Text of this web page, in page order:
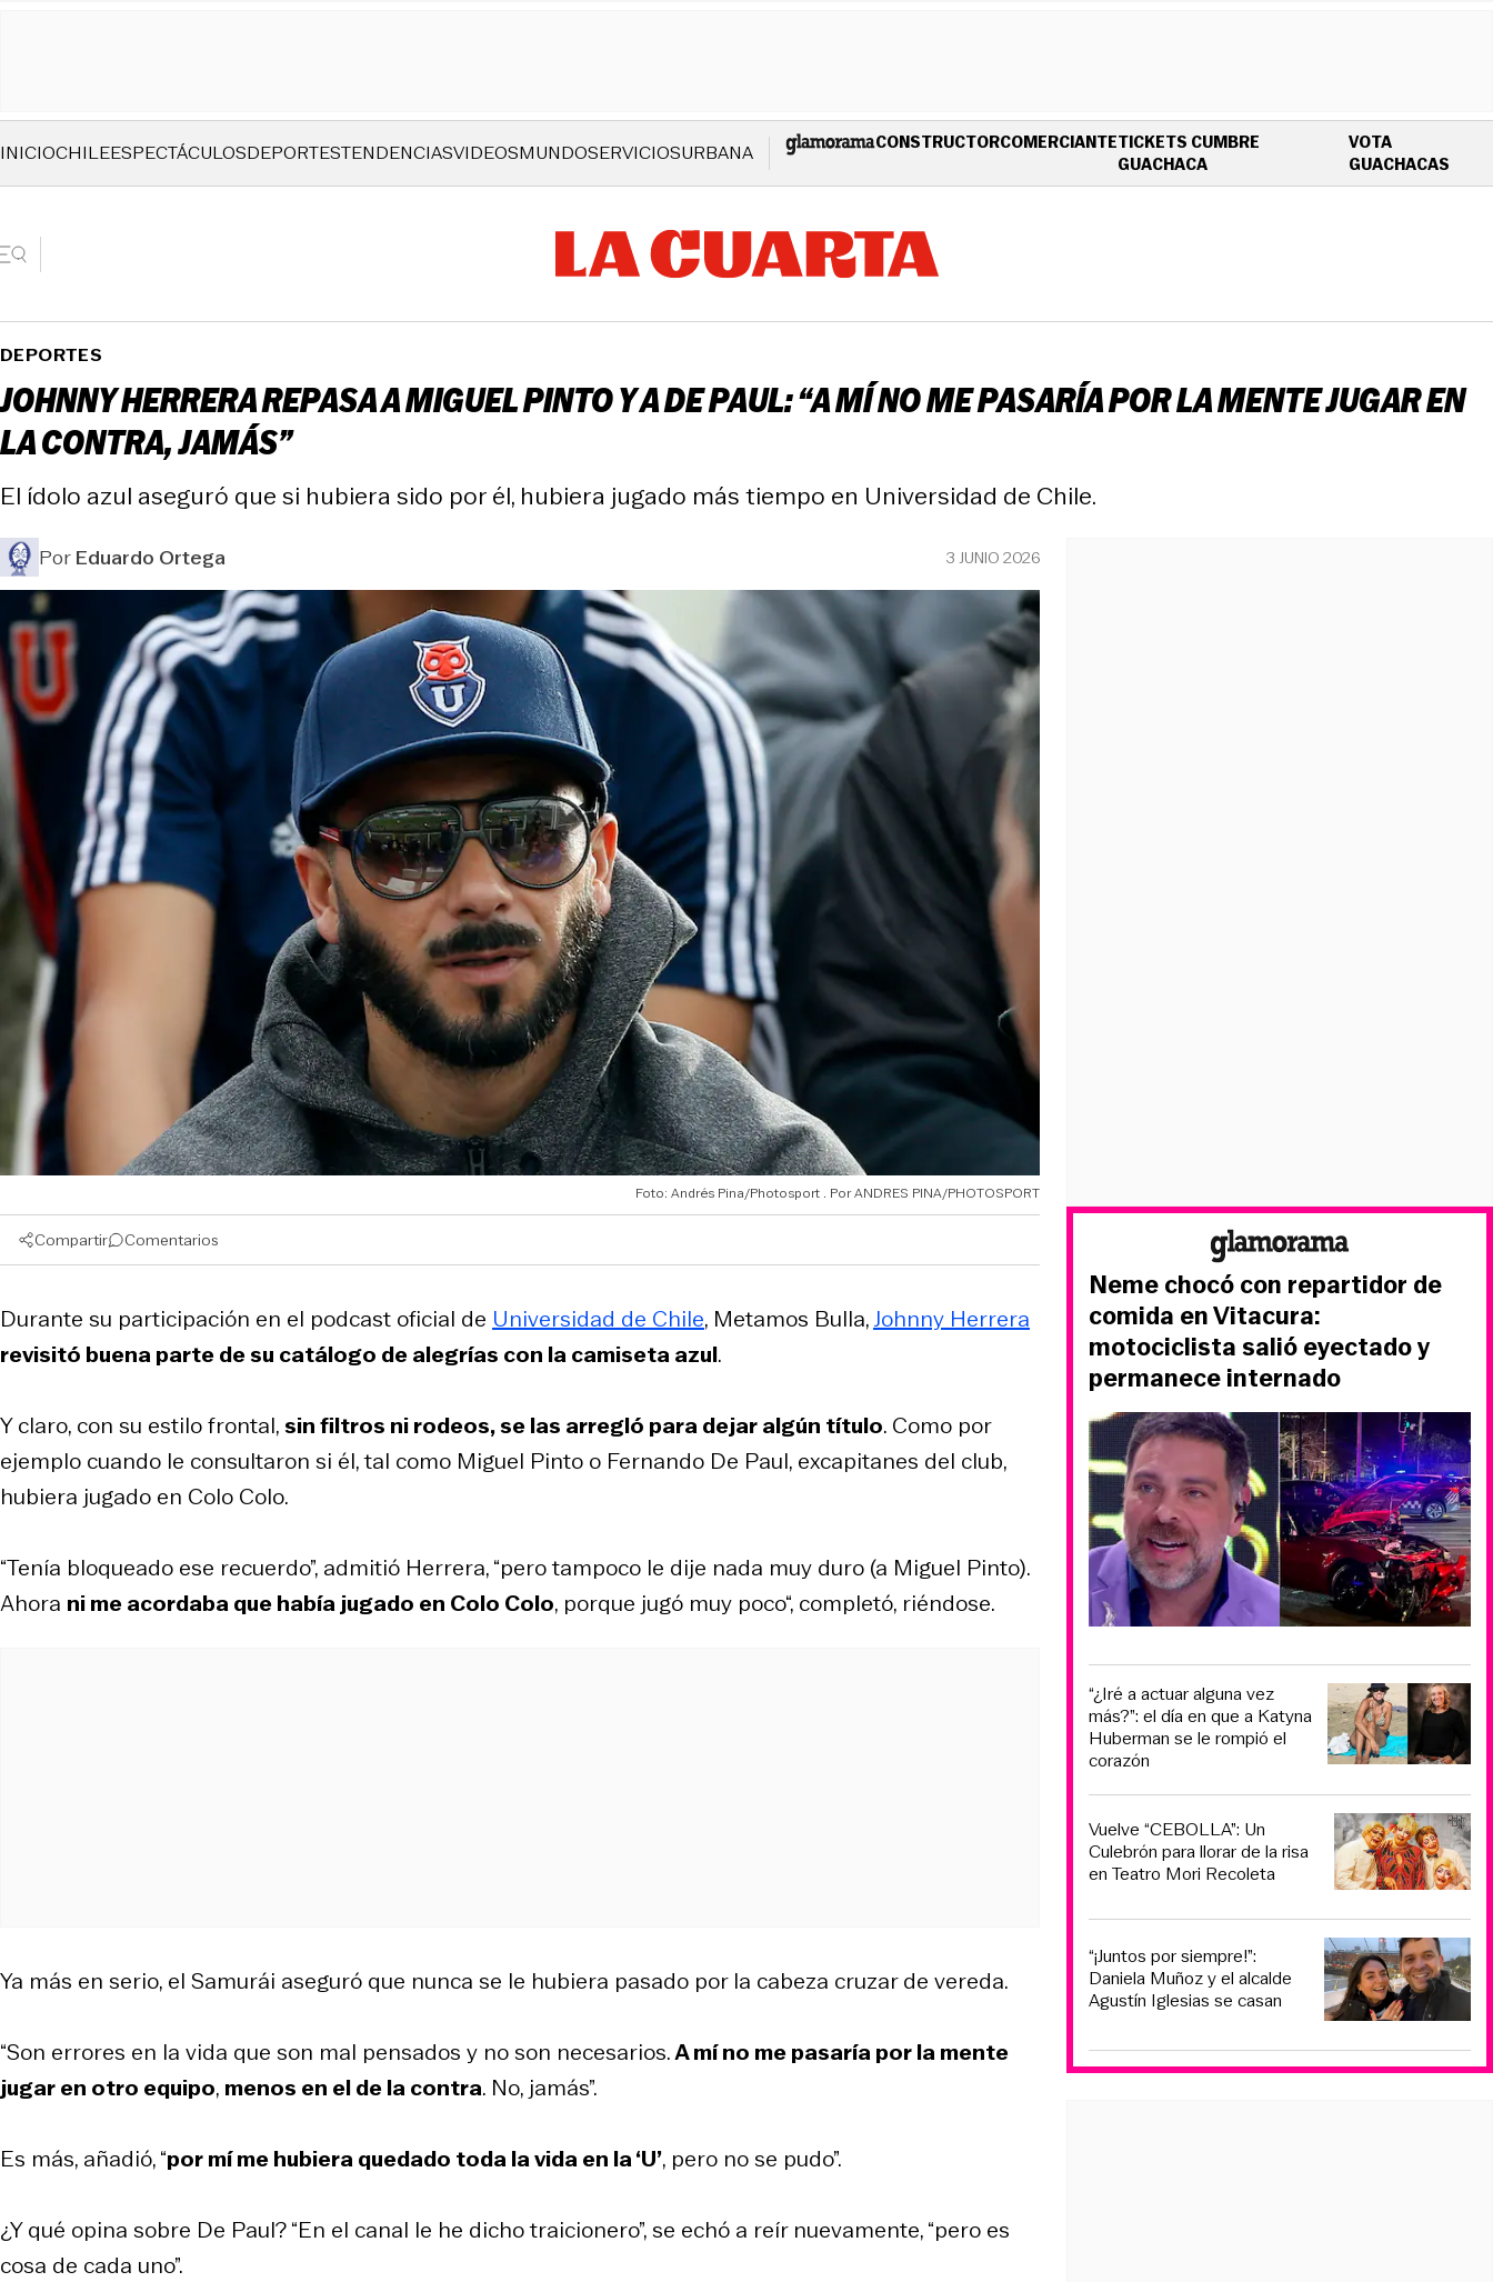
INICIOCHILEESPECTÁCULOSDEPORTESTENDENCIASVIDEOSMUNDOSERVICIOSURBANA CONSTRUCTORCOMERCIANTETICKETS CUMBRE
GUACHACAOPENS IN NEW WINDOW
VOTA
GUACHACAS
DEPORTES
JOHNNY HERRERA REPASA A MIGUEL PINTO Y A DE PAUL: “A MÍ NO ME PASARÍA POR LA MENTE JUGAR EN
LA CONTRA, JAMÁS”
El ídolo azul aseguró que si hubiera sido por él, hubiera jugado más tiempo en Universidad de Chile.
PorEduardo Ortega 3 JUNIO 2026
Foto: Andrés Pina/Photosport ANDRES PINA/PHOTOSPORT
Compartir Comentarios
Durante su participación en el podcast oficial de Universidad de Chile, Metamos Bulla,Johnny Herrera
revisitó buena parte de su catálogo de alegrías con la camiseta azul.
Y claro, con su estilo frontal,sin filtros ni rodeos, se las arregló para dejar algún título. Como por
ejemplo cuando le consultaron si él, tal como Miguel Pinto o Fernando De Paul, excapitanes del club,
hubiera jugado en Colo Colo.
“Tenía bloqueado ese recuerdo”, admitió Herrera, “pero tampoco le dije nada muy duro (a Miguel Pinto).
Ahora ni me acordaba que había jugado en Colo Colo, porque jugó muy poco“, completó, riéndose.
Ya más en serio, el Samurái aseguró que nunca se le hubiera pasado por la cabeza cruzar de vereda.
“Son errores en la vida que son mal pensados y no son necesarios.A mí no me pasaría por la mente
jugar en otro equipo, menos en el de la contra. No, jamás”.
Es más, añadió, “por mí me hubiera quedado toda la vida en la ‘U’, pero no se pudo”.
¿Y qué opina sobre De Paul? “En el canal le he dicho traicionero”, se echó a reír nuevamente, “pero es
cosa de cada uno”.
Neme chocó con repartidor de
comida en Vitacura:
motociclista salió eyectado y
permanece internado
“¿Iré a actuar alguna vez
más?”: el día en que a Katyna
Huberman se le rompió el
corazón
Vuelve “CEBOLLA”: Un
Culebrón para llorar de la risa
en Teatro Mori Recoleta
“¡Juntos por siempre!”:
Daniela Muñoz y el alcalde
Agustín Iglesias se casan